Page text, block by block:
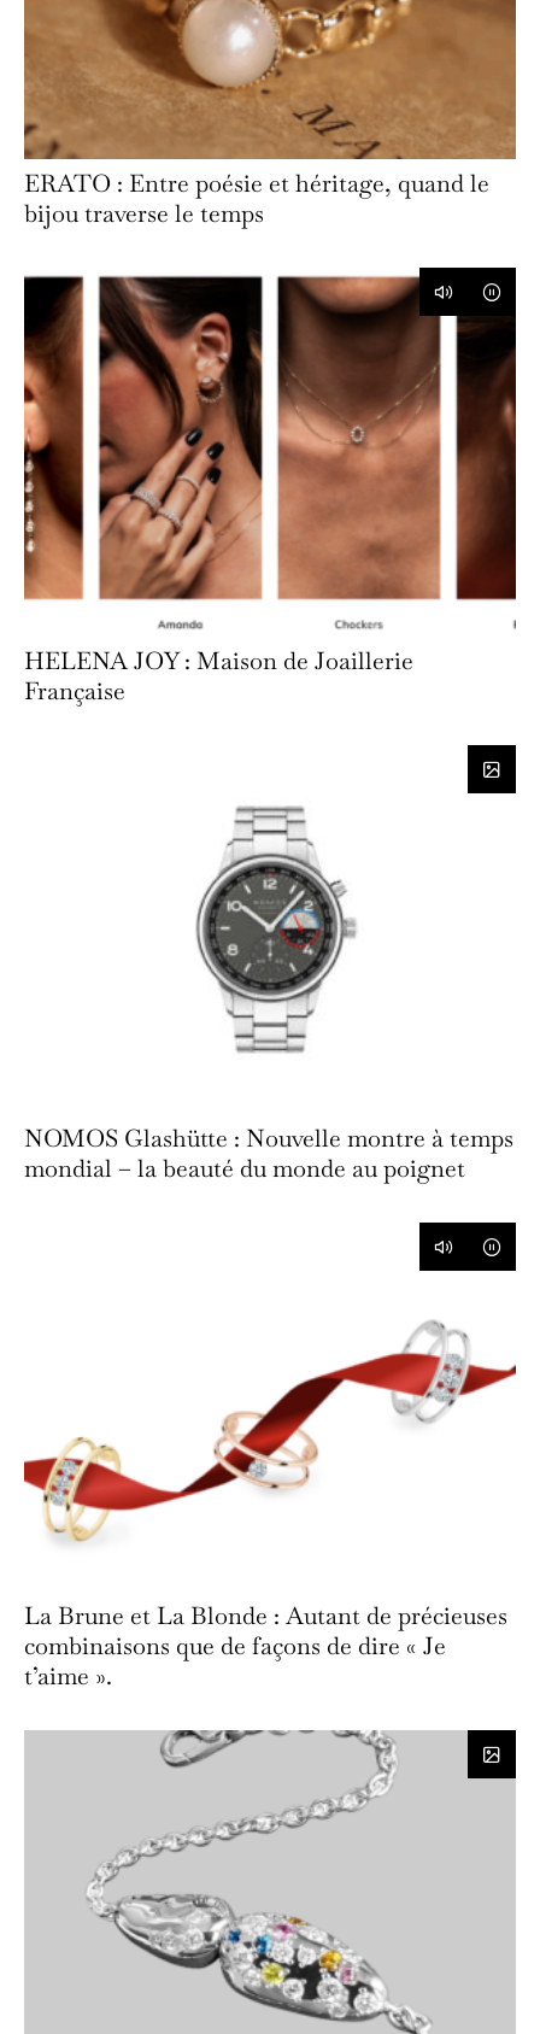
ERATO : Entre poésie et héritage, quand le
bijou traverse le temps
HELENA JOY : Maison de Joaillerie
Française
NOMOS Glashütte : Nouvelle montre à temps
mondial – la beauté du monde au poignet
La Brune et La Blonde : Autant de précieuses
combinaisons que de façons de dire « Je
t’aime ».